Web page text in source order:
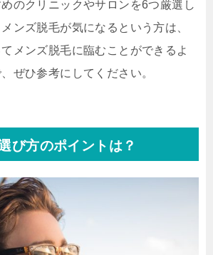
のクリニックやサロンを6つ厳選し
ンズ脱毛が気になるという方は、
メンズ脱毛に臨むことができるよ
ぜひ参考にしてください。
び方のポイントは？